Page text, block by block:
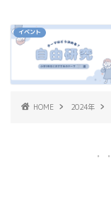
イベント
HOME 2024年